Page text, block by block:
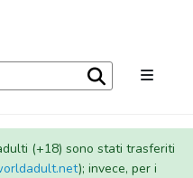
(+18) sono stati trasferiti
); invece, per i